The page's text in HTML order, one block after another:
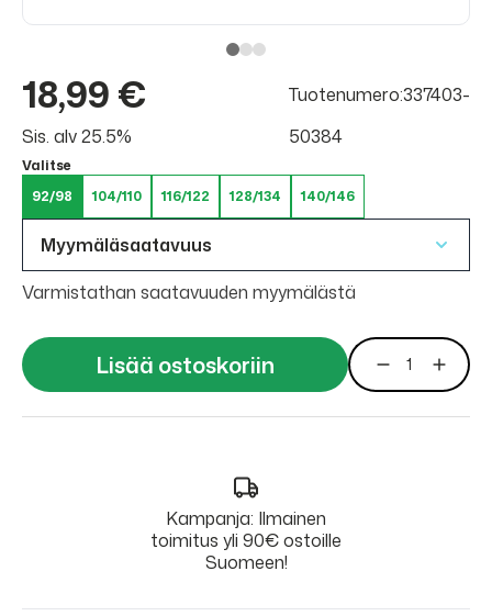
18,99 €
Sis. alv 25.5%
Tuotenumero:337403-
50384
Valitse
92/98
104/110 116/122 128/134 140/146
Myymäläsaatavuus
Varmistathan saatavuuden myymälästä
Lisää ostoskoriin
Kampanja: Ilmainen
toimitus yli 90€ ostoille
Suomeen!